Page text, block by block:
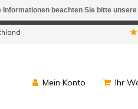
Mein Konto Ihr
Informationen beachten Sie bitte
geliefert.